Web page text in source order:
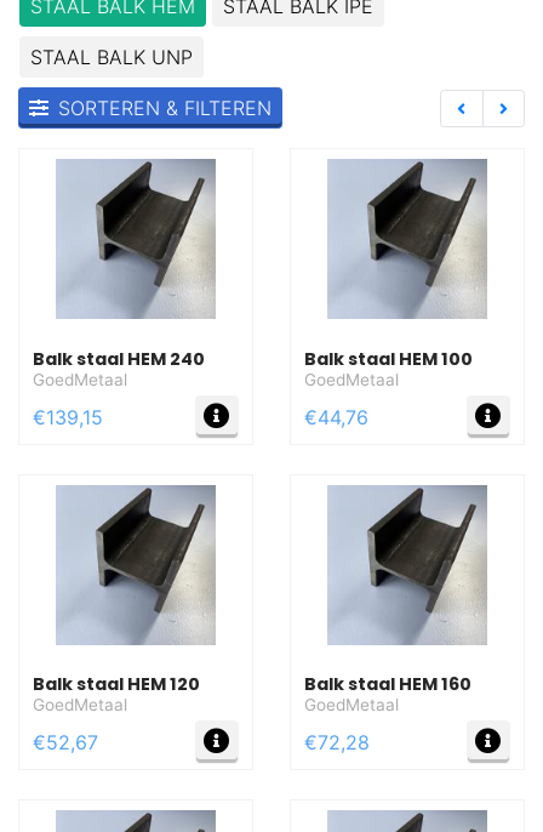
STAAL BALK HEM STAAL BALK IPE
STAAL BALK UNP
SORTEREN & FILTEREN
Balk staal HEM 240
GoedMetaal
€139,15 MEER INFO
Balk staal HEM 100
GoedMetaal
€44,76
Balk staal HEM 120
GoedMetaal
€52,67 MEER INFO
Balk staal HEM 160
GoedMetaal
€72,28